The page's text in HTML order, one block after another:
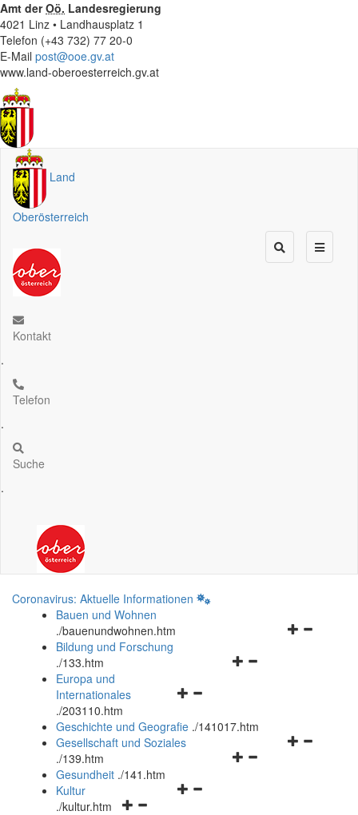
Amt derOö. Landesregierung
4021 Linz • Landhausplatz 1
Telefon (+43 732) 77 20-0
E-Mail post@ooe.gv.at
www.land-oberoesterreich.gv.at
Land
Oberösterreich
Kontakt
.
Telefon
.
Suche
.
Coronavirus: Aktuelle Informationen
Bauen und Wohnen
./bauenundwohnen.htm
Navigationsmenü
Bildung und Forschung
./133.htm
Navigationsmenü
und
schließen
Europa und
Internationales
./203110.htm
Geschichte und Geografie ./141017.htm
Navigationsmenü
Gesellschaft und Soziales
./139.htm
Navigationsmenü
Gesundheit ./141.htm
Navigationsmenü
Kultur
./kultur.htm